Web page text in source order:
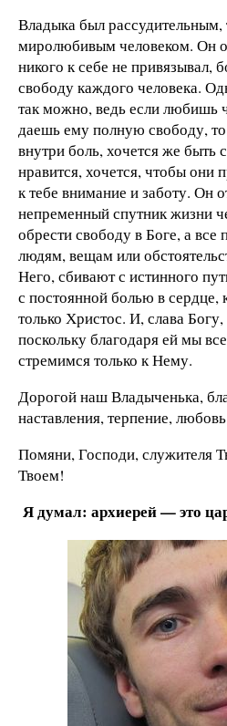
Владыка был
миролюбивым человеком. Он
никого к себе не привязывал,
свободу каждого человека.
так можно, ведь если любишь
даешь ему полную свободу, то
внутри боль, хочется же быть
нравится, хочется, чтобы они
к тебе внимание и заботу. Он
непременный спутник жизни
обрести свободу в Боге, а
людям, вещам или
Него, сбивают с истинного
с постоянной болью в
только Христос. И, слава Богу,
поскольку благодаря ей мы
стремимся только к Нему.
Дорогой наш Владыченька,
наставления, терпение,
Помяни, Господи, служителя
Твоем!
Я думал: архиерей — это